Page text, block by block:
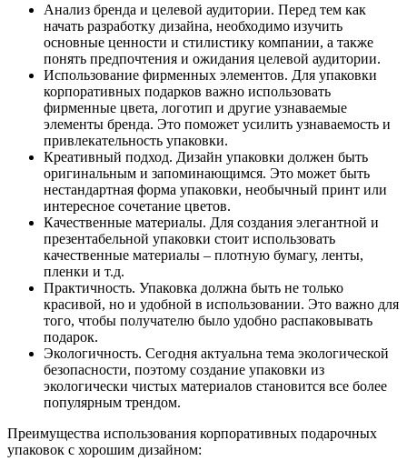
Анализ бренда и целевой аудитории. Перед тем как
начать разработку дизайна, необходимо изучить
основные ценности и стилистику компании, а также
понять предпочтения и ожидания целевой аудитории.
Использование фирменных элементов. Для упаковки
корпоративных подарков важно использовать
фирменные цвета, логотип и другие узнаваемые
элементы бренда. Это поможет усилить узнаваемость и
привлекательность упаковки.
Креативный подход. Дизайн упаковки должен быть
оригинальным и запоминающимся. Это может быть
нестандартная форма упаковки, необычный принт или
интересное сочетание цветов.
Качественные материалы. Для создания элегантной и
презентабельной упаковки стоит использовать
качественные материалы – плотную бумагу, ленты,
пленки и т.д.
Практичность. Упаковка должна быть не только
красивой, но и удобной в использовании. Это важно для
того, чтобы получателю было удобно распаковывать
подарок.
Экологичность. Сегодня актуальна тема экологической
безопасности, поэтому создание упаковки из
экологически чистых материалов становится все более
популярным трендом.
Преимущества использования корпоративных подарочных
упаковок с хорошим дизайном: